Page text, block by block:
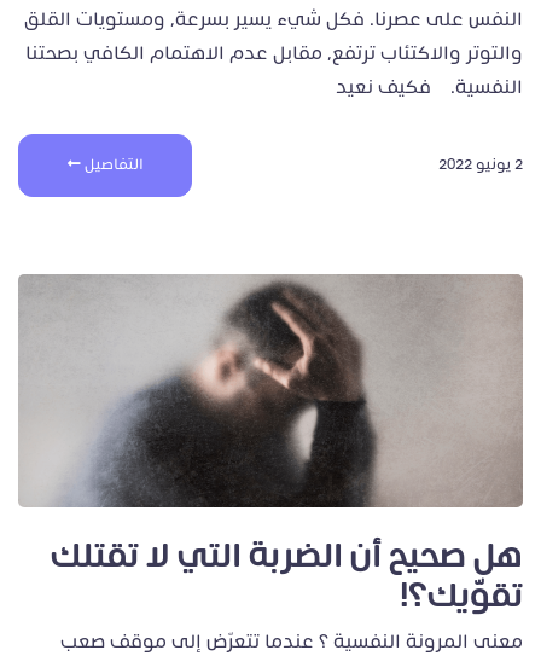
النفس على عصرنا. فكل شيء يسير بسرعة، ومستويات القلق
والتوتر والاكتئاب ترتفع، مقابل عدم الاهتمام الكافي بصحتنا
النفسية. فكيف نعيد
2 يونيو 2022 التفاصيل
هل صحيح أن الضربة التي لا تقتلك
تقوّيك؟!
معنى المرونة النفسية ؟ عندما تتعرّض إلى موقف صعب